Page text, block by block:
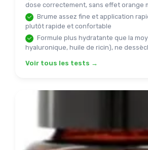
dose correctement, sans effet orange
Brume assez fine et application
plutôt rapide et confortable
Formule plus hydratante que la
hyaluronique, huile de ricin), ne
Voir tous les tests →